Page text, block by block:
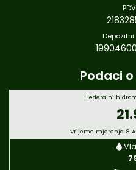
Podaci
Federalni
Vrijeme mjerenja 8